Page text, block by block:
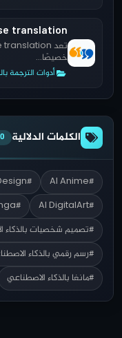
translation
خصيصًا...
أدوات الترجمة
الكلمات الدلالية
#AI Anime
#AI CharacterDesign
#AI DigitalArt
#AI Manga
#تصميم شخصيات بالذكاء
#رسم رقمي بالذكاء
#مانغا بالذكاء الاصطناعي